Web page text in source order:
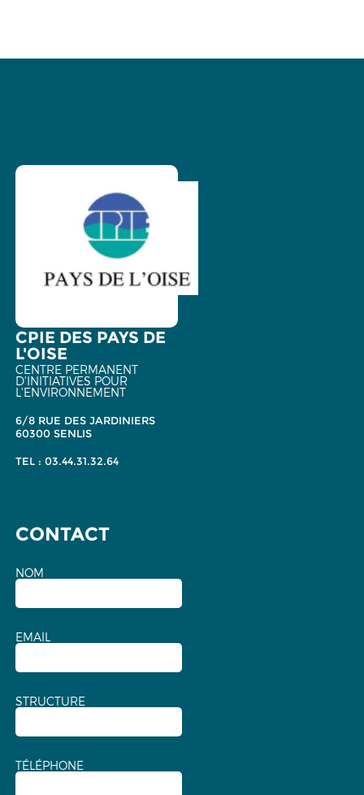
CPIE DES PAYS DE
L'OISE
CENTRE PERMANENT
D'INITIATIVES POUR
L'ENVIRONNEMENT
6/8 RUE DES JARDINIERS
60300 SENLIS
TEL : 03.44.31.32.64
CONTACT
NOM
EMAIL
STRUCTURE
TÉLÉPHONE